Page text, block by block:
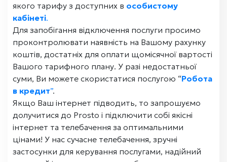
якого тарифу з доступних в особистому
кабінеті.
Для запобігання відключення послуги просимо
проконтролювати наявність на Вашому рахунку
коштів, достатніх для оплати щомісячної вартості
Вашого тарифного плану. У разі недостатньої
суми, Ви можете скористатися послугою “Робота
в кредит”.
Якщо Ваш інтернет підводить, то запрошуємо
долучитися до Prosto і підключити собі якісні
інтернет та телебачення за оптимальними
цінами! У нас сучасне телебачення, зручні
застосунки для керування послугами, надійний